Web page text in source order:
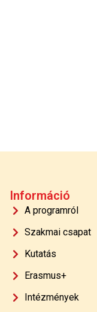
Információ
A programról
Szakmai csapat
Kutatás
Erasmus+
Intézmények